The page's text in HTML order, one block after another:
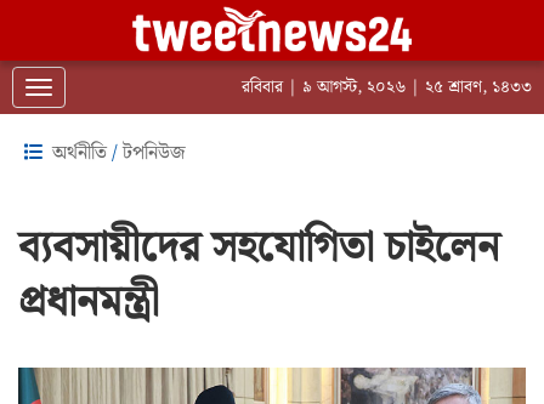
Toggle navigation রবিবার | ৯ আগস্ট, ২০২৬ | ২৫ শ্রাবণ, ১৪৩৩
অর্থনীতি/টপনিউজ
ব্যবসায়ীদের সহযোগিতা চাইলেন
প্রধানমন্ত্রী